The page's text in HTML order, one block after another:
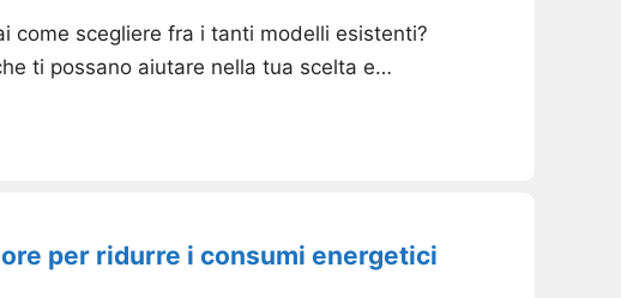
come scegliere fra i tanti modelli esistenti?
ti possano aiutare nella tua scelta e…
per ridurre i consumi energetici